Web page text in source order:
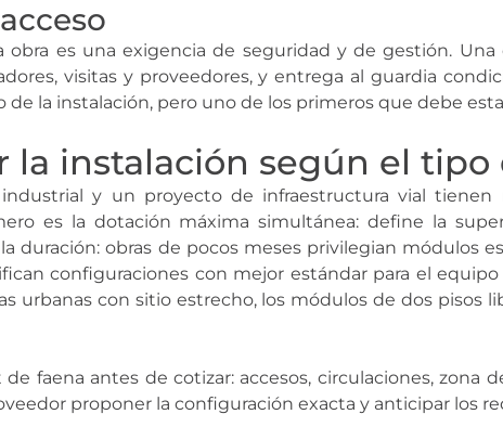
es una exigencia de seguridad y de gestión. Una
visitas y proveedores, y entrega al guardia
la instalación, pero uno de los primeros que debe
la instalación según el tipo
y un proyecto de infraestructura vial tienen
es la dotación máxima simultánea: define la
duración: obras de pocos meses privilegian módulos
configuraciones con mejor estándar para el
urbanas con sitio estrecho, los módulos de dos pisos
faena antes de cotizar: accesos, circulaciones, zona
proponer la configuración exacta y anticipar los